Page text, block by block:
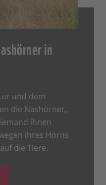
in
und dem
die Nashörner,
ihnen
ihres Horns
die Tiere.